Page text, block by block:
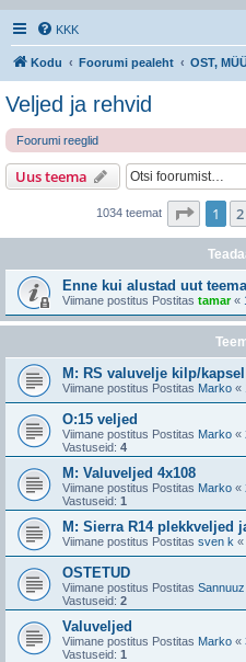
KKK
Kodu Foorumi pealeht OST,
Veljed ja rehvid
Foorumi reeglid
Uus teema
1034 teemat 1 . leht21
1 2
Enne kui alustad uut
Viimane postitus Postitas tamar«
M: RS valuvelje kilp/kapsel
Viimane postitus Postitas Marko «
O:15 veljed
Viimane postitus Postitas Marko «
Vastuseid: 4
M: Valuveljed 4x108
Viimane postitus Postitas Marko «
Vastuseid: 1
M: Sierra R14 plekkveljed
Viimane postitus Postitas sven k «
OSTETUD
Viimane postitus Postitas Sannuuz
Vastuseid: 2
Valuveljed
Viimane postitus Postitas Marko «
Vastuseid: 1